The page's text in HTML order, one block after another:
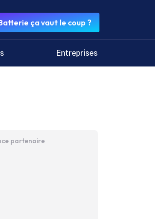
ça vaut le coup ?
Entreprises
partenaire